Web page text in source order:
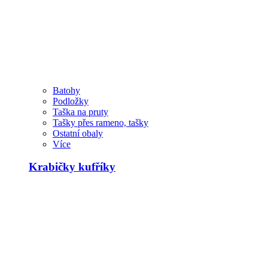
Batohy
Podložky
Taška na pruty
Tašky přes rameno, tašky
Ostatní obaly
Více
Krabičky kufříky